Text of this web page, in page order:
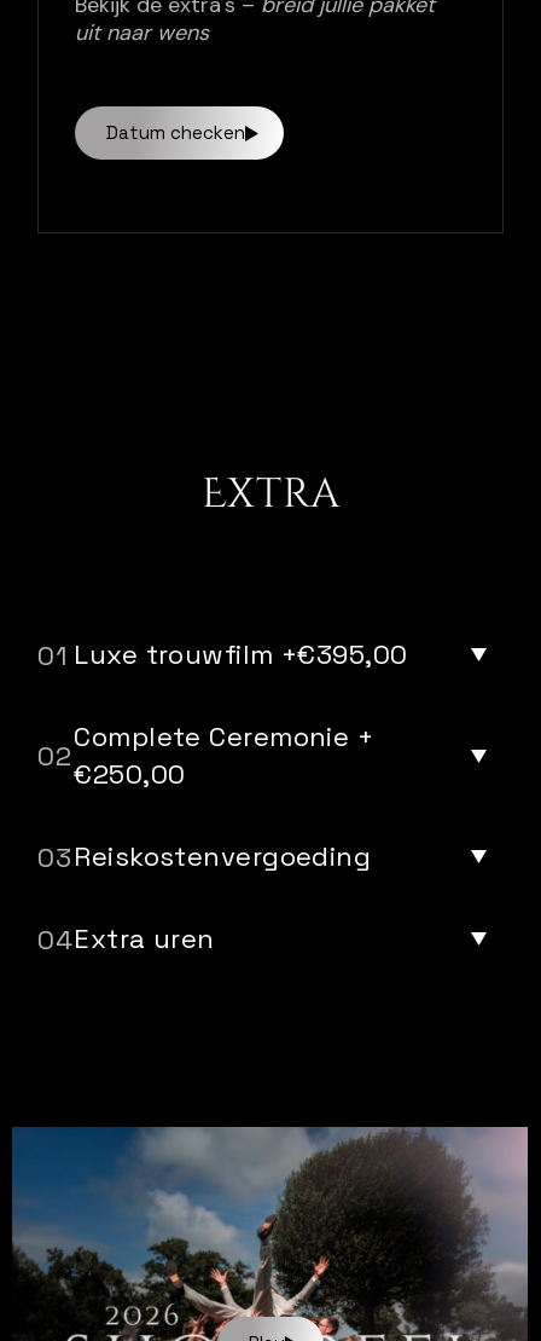
uit naar wens
Datum checken
Extra
Luxe trouwfilm +€395,00
Complete Ceremonie +
€250,00
Reiskostenvergoeding
Extra uren